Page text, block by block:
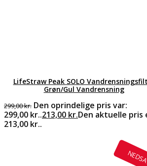
LifeStraw Peak SOLO
Grøn/Gul Vandrensning
299,00kr. Den oprindelige pris var:
299,00 kr..213,00 kr.Den aktuelle pris
213,00 kr..